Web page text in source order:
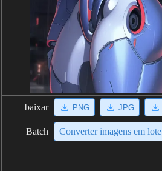
baixar PNG JPG
Batch Converter imagens em lote